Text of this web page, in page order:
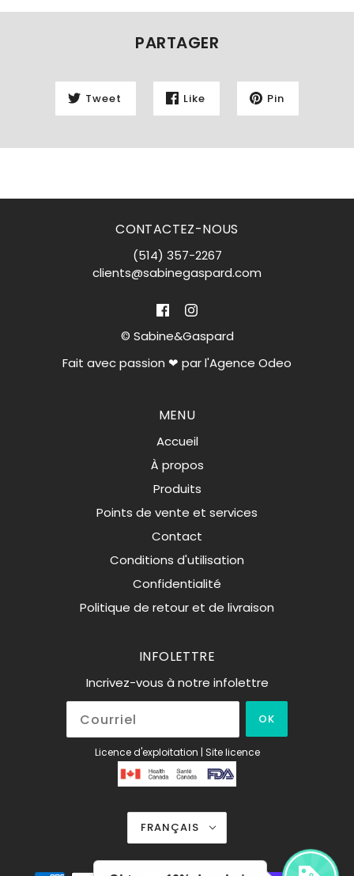
PARTAGER
Tweet Like Pin
CONTACTEZ-NOUS
(514) 357-2267
clients@sabinegaspard.com
© Sabine&Gaspard
Fait avec passion ❤ parl'Agence Odeo
MENU
Accueil
À propos
Produits
Points de vente et services
Contact
Conditions d'utilisation
Confidentialité
Politique de retour et de livraison
INFOLETTRE
Incrivez-vous à notre infolettre
OK
Licence d'exploitation | Site licence
FRANÇAIS